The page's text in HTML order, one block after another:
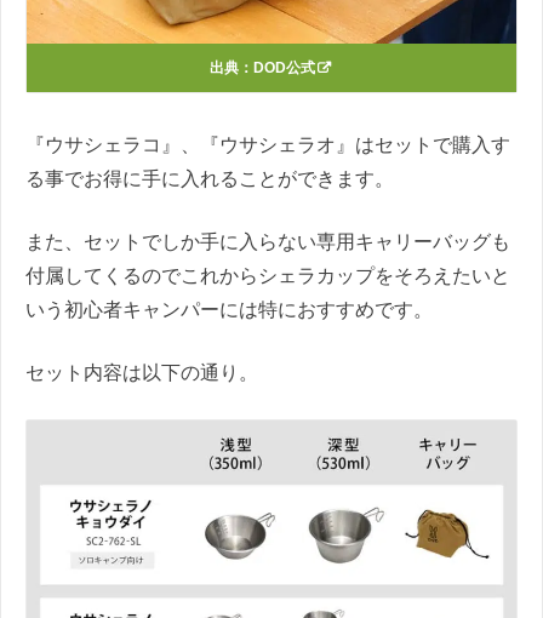
出典： DOD公式
『ウサシェラコ』、『ウサシェラオ』はセットで購入す
る事でお得に手に入れることができます。
また、セットでしか手に入らない専用キャリーバッグも
付属してくるのでこれからシェラカップをそろえたいと
いう初心者キャンパーには特におすすめです。
セット内容は以下の通り。